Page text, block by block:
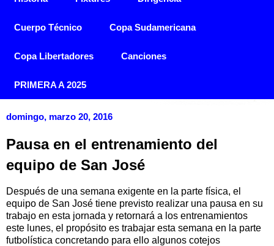
Cuerpo Técnico Copa Sudamericana
Copa Libertadores Canciones
PRIMERA A 2025
domingo, marzo 20, 2016
Pausa en el entrenamiento del
equipo de San José
Después de una semana exigente en la parte física, el
equipo de San José tiene previsto realizar una pausa en su
trabajo en esta jornada y retornará a los entrenamientos
este lunes, el propósito es trabajar esta semana en la parte
futbolística concretando para ello algunos cotejos